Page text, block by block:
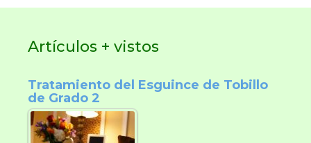
Artículos + vistos
Tratamiento del Esguince de Tobillo
de Grado 2